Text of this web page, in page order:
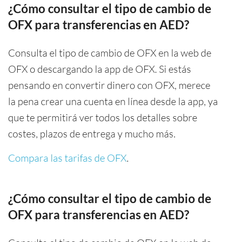
¿Cómo consultar el tipo de cambio de
OFX para transferencias en AED?
Consulta el tipo de cambio de OFX en la web de
OFX o descargando la app de OFX. Si estás
pensando en convertir dinero con OFX, merece
la pena crear una cuenta en línea desde la app, ya
que te permitirá ver todos los detalles sobre
costes, plazos de entrega y mucho más.
Compara las tarifas de OFX.
¿Cómo consultar el tipo de cambio de
OFX para transferencias en AED?